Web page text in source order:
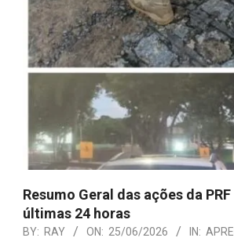
Resumo Geral das ações da
últimas 24 horas
BY: RAY ON: 25/06/2026 IN: